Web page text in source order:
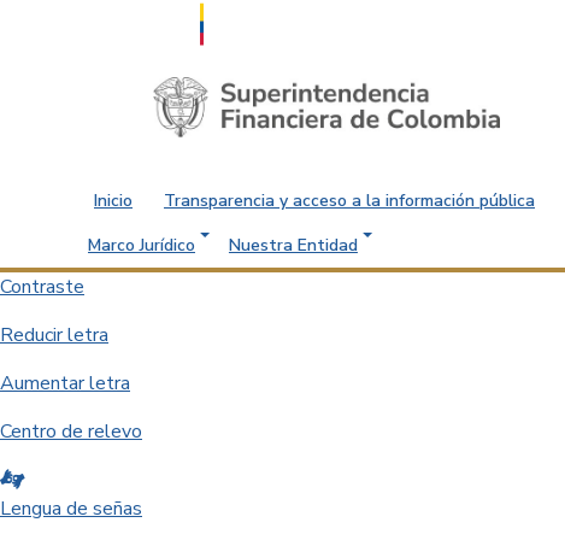
Saltar al contenido principal
Inicio Transparencia y acceso a la información pública
Marco Jurídico
Nuestra Entidad
Contraste
Reducir letra
Aumentar letra
Centro de relevo
Lengua de señas